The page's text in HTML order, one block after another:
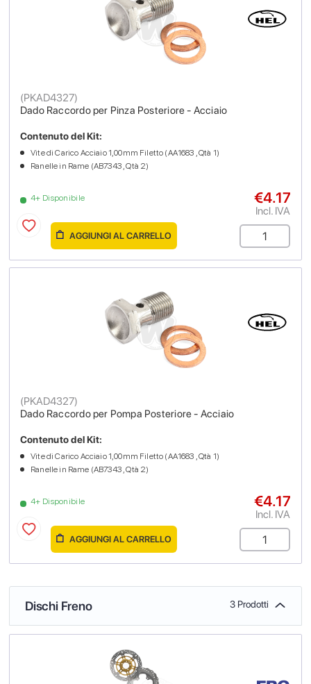
Dado Raccordo per Pinza Posteriore - Acciaio
(PKAD4327)
4+ Disponibile
Contenuto del Kit:
Vite di Carico Acciaio 1,00mm Filetto (AA1683 , Qtà 1)
Ranelle in Rame (AB7343 , Qtà 2)
€4.17
Incl. IVA
AGGIUNGI AL CARRELLO
Dado Raccordo per Pompa Posteriore - Acciaio
(PKAD4327)
4+ Disponibile
Contenuto del Kit:
Vite di Carico Acciaio 1,00mm Filetto (AA1683 , Qtà 1)
Ranelle in Rame (AB7343 , Qtà 2)
€4.17
Incl. IVA
AGGIUNGI AL CARRELLO
Dischi Freno 3 Prodotti